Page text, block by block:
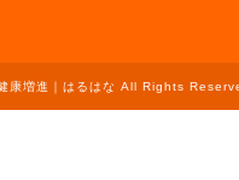
康増進｜はるはな All Rights